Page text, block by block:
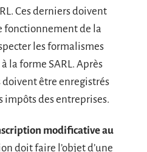
Ces derniers doivent
fonctionnement de la
les formalismes
la forme SARL. Après
être enregistrés
impôts des entreprises.
modificative au
doit faire l’objet d’une